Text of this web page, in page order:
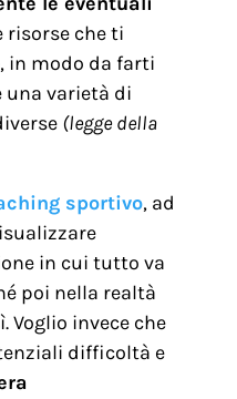
risorse che ti
in modo da farti
una varietà di
(legge della
sportivo, ad
in cui tutto va
poi nella realtà
Voglio invece che
difficoltà e